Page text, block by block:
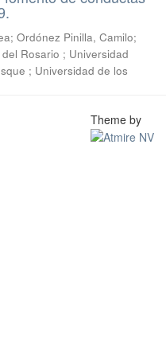
; Ordónez Pinilla, Camilo;
Rosario ; Universidad
; Universidad de los
Theme by